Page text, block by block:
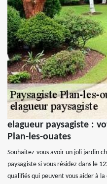
elagueur paysagiste :
Plan-les-ouates
Souhaitez-vous avoir un joli jardin
paysagiste si vous résidez dans le
qualifiés qui peuvent vous aider à